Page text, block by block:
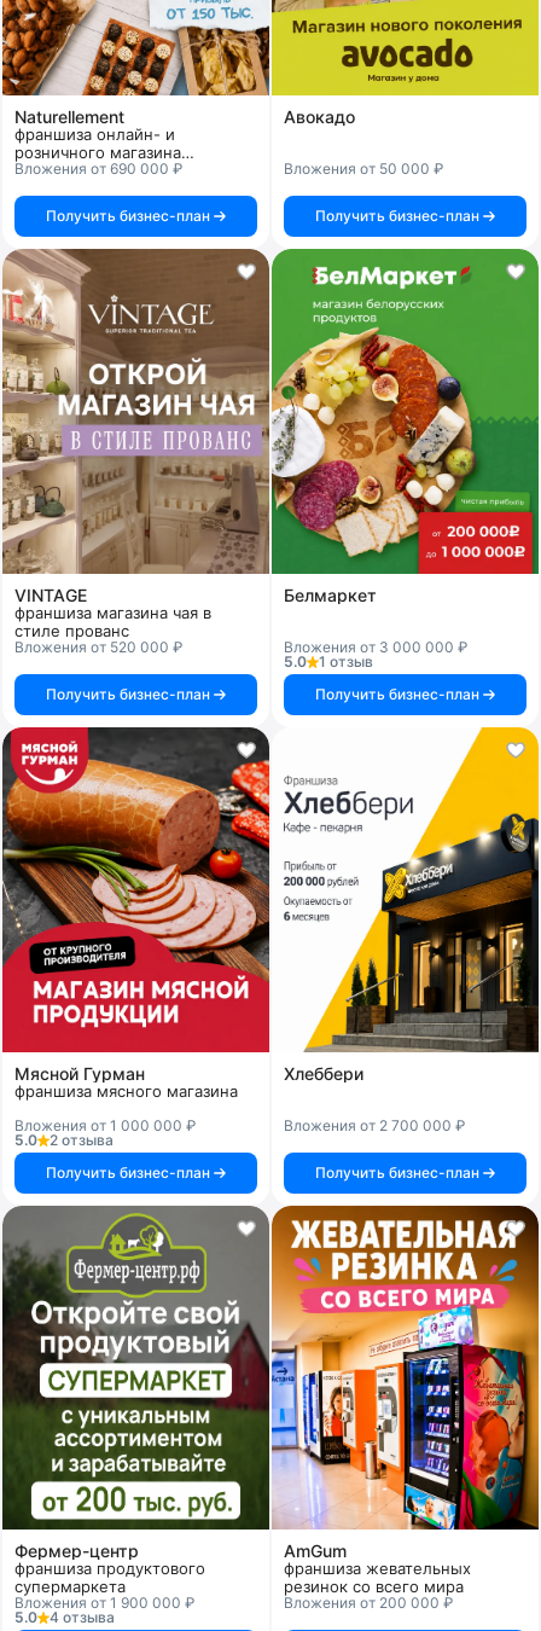
Naturellement
франшиза онлайн- и
розничного магазина
полезного питания
Вложения от 690 000 ₽
Получить бизнес-план
Авокадо
Вложения от 50 000 ₽
Получить бизнес-план
VINTAGE
франшиза магазина чая в
стиле прованс
Вложения от 520 000 ₽
Получить бизнес-план
Белмаркет
Вложения от 3 000 000 ₽
5.0
1 отзыв
Получить бизнес-план
Мясной Гурман
франшиза мясного магазина
Вложения от 1 000 000 ₽
5.0
2 отзыва
Получить бизнес-план
Хлеббери
Вложения от 2 700 000 ₽
Получить бизнес-план
Фермер-центр
франшиза продуктового
супермаркета
Вложения от 1 900 000 ₽
5.0
4 отзыва
AmGum
франшиза жевательных
резинок со всего мира
Вложения от 200 000 ₽